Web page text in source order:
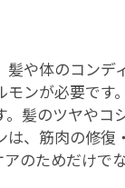
や体のコンデ
ンが必要です
髪のツヤやコ
、筋肉の修
のためだけで